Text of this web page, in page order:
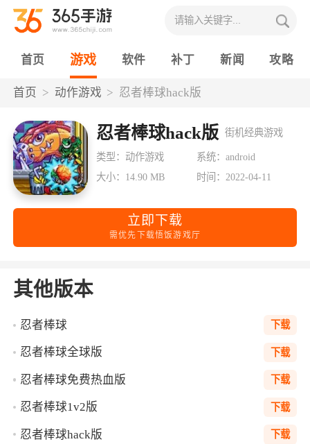
首页 游戏 软件 补丁 新闻 攻略
首页 动作游戏 忍者棒球hack版
忍者棒球hack版 街机经典游戏
类型：动作游戏
系统：android
大小：14.90 MB
时间：2022-04-11
立即下载
需优先下载悟饭游戏厅
其他版本
忍者棒球 下载
忍者棒球全球版 下载
忍者棒球免费热血版 下载
忍者棒球1v2版 下载
忍者棒球hack版 下载